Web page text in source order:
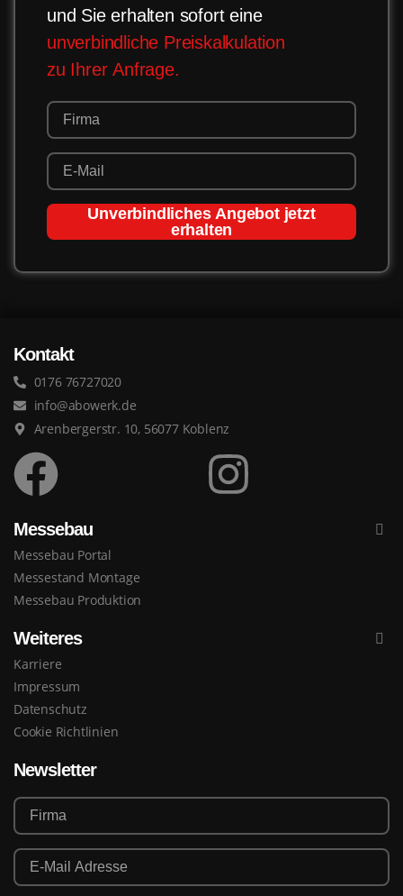
und Sie erhalten sofort eine
unverbindliche Preiskalkulation
zu Ihrer Anfrage.
Unverbindliches Angebot jetzt
erhalten
Kontakt
0176 76727020
info@abowerk.de
Arenbergerstr. 10, 56077 Koblenz
Messebau
Messebau Portal
Messestand Montage
Messebau Produktion
Weiteres
Karriere
Impressum
Datenschutz
Cookie Richtlinien
Newsletter